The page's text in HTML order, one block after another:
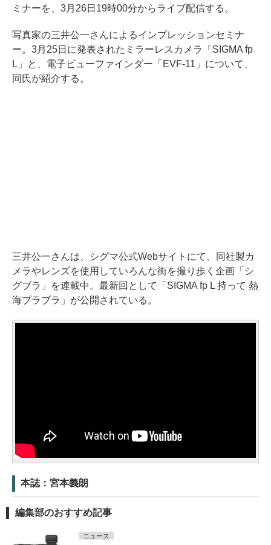
ミナーを、3月26日19時00分からライブ配信する。
写真家の三井公一さんによるインプレッションセミナ
ー。3月25日に発表されたミラーレスカメラ「SIGMA fp
L」と、電子ビューファインダー「EVF-11」について、
同氏が紹介する。
三井公一さんは、シグマ公式Webサイトにて、同社製カ
メラやレンズを使用していろんな街を撮り歩く企画「シ
グブラ」を連載中。最新回として「SIGMA fp L 持って 熱
海ブラブラ」が公開されている。
本誌：宮本義朗
編集部のおすすめ記事
ニュース